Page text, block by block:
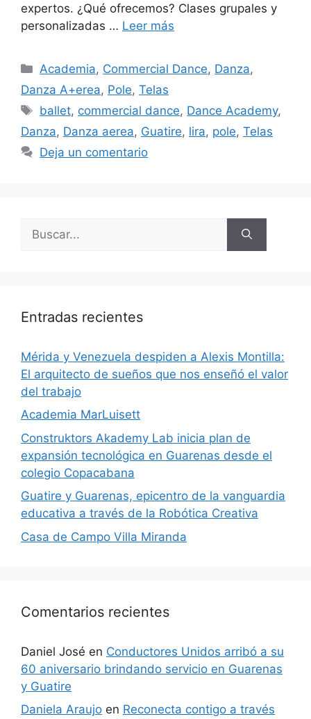
expertos. ¿Qué ofrecemos? Clases grupales y
personalizadas … Leer más
Academia, Commercial Dance, Danza,
Danza A+erea, Pole, Telas
ballet, commercial dance, Dance Academy,
Danza, Danza aerea, Guatire, lira, pole, Telas
Deja un comentario
Entradas recientes
​Mérida y Venezuela despiden a Alexis Montilla:
El arquitecto de sueños que nos enseñó el valor
del trabajo
Academia MarLuisett
Construktors Akademy Lab inicia plan de
expansión tecnológica en Guarenas desde el
colegio Copacabana
Guatire y Guarenas, epicentro de la vanguardia
educativa a través de la Robótica Creativa
Casa de Campo Villa Miranda
Comentarios recientes
Daniel José en Conductores Unidos arribó a su
60 aniversario brindando servicio en Guarenas
y Guatire
Daniela Araujo en Reconecta contigo a través